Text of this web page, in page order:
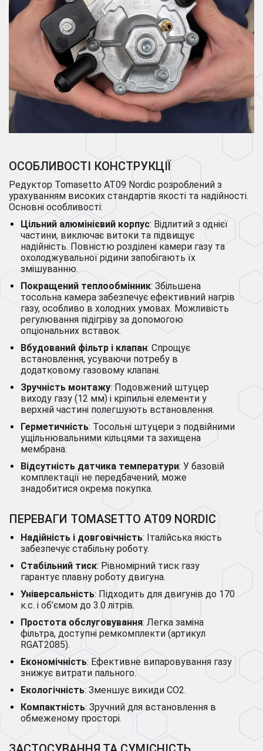
ОСОБЛИВОСТІ КОНСТРУКЦІЇ
Редуктор Tomasetto AT09 Nordic розроблений з
урахуванням високих стандартів якості та надійності.
Основні особливості:
Цільний алюмінієвий корпус: Відлитий з однієї
частини, виключає витоки та підвищує
надійність. Повністю розділені камери газу та
охолоджувальної рідини запобігають їх
змішуванню.
Покращений теплообмінник: Збільшена
тосольна камера забезпечує ефективний нагрів
газу, особливо в холодних умовах. Можливість
регулювання підігріву за допомогою
опціональних вставок.
Вбудований фільтр і клапан: Спрощує
встановлення, усуваючи потребу в
додатковому газовому клапані.
Зручність монтажу: Подовжений штуцер
виходу газу (12 мм) і кріпильні елементи у
верхній частині полегшують встановлення.
Герметичність: Тосольні штуцери з подвійними
ущільнювальними кільцями та захищена
мембрана.
Відсутність датчика температури: У базовій
комплектації не передбачений, може
знадобитися окрема покупка.
ПЕРЕВАГИ TOMASETTO AT09 NORDIC
Надійність і довговічність: Італійська якість
забезпечує стабільну роботу.
Стабільний тиск: Рівномірний тиск газу
гарантує плавну роботу двигуна.
Універсальність: Підходить для двигунів до 170
к.с. і об’ємом до 3.0 літрів.
Простота обслуговування: Легка заміна
фільтра, доступні ремкомплекти (артикул
RGAT2085).
Економічність: Ефективне випаровування газу
знижує витрати пального.
Екологічність: Зменшує викиди CO2.
Компактність: Зручний для встановлення в
обмеженому просторі.